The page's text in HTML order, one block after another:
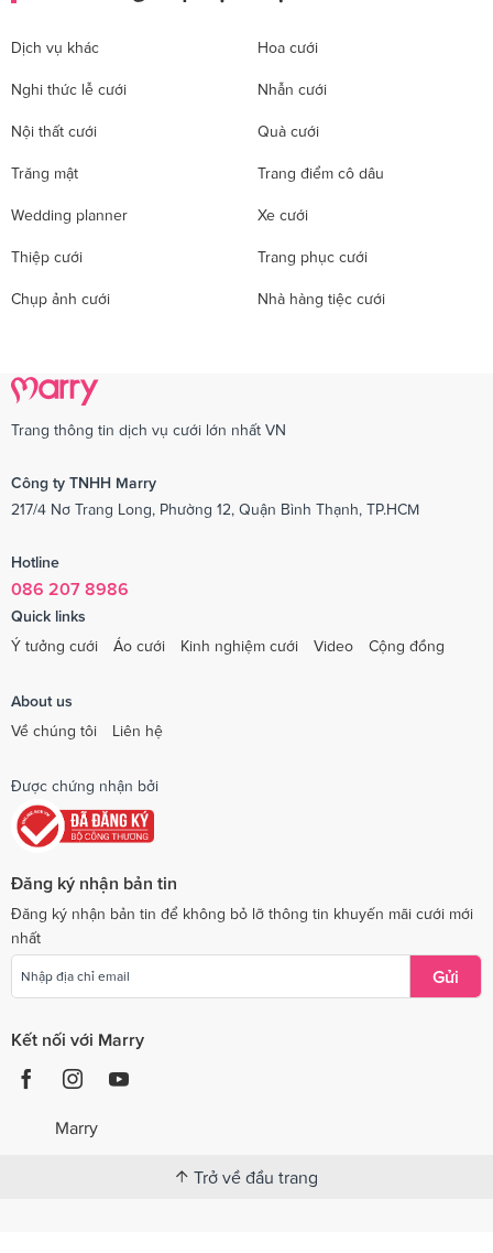
Dịch vụ khác Hoa cưới
Nghi thức lễ cưới Nhẫn cưới
Nội thất cưới Quà cưới
Trăng mật Trang điểm cô dâu
Wedding planner Xe cưới
Thiệp cưới Trang phục cưới
Chụp ảnh cưới Nhà hàng tiệc cưới
Trang thông tin dịch vụ cưới lớn nhất VN
Công ty TNHH Marry
217/4 Nơ Trang Long, Phường 12, Quận Bình Thạnh, TP.HCM
Hotline
086 207 8986
Quick links
Ý tưởng cưới
Áo cưới Kinh nghiệm cưới Video Cộng đồng
About us
Về chúng tôi
Liên hệ
Được chứng nhận bởi
Đăng ký nhận bản tin
Đăng ký nhận bản tin để không bỏ lỡ thông tin khuyến mãi cưới mới
nhất
Gửi
Kết nối với Marry
Marry
Trở về đầu trang